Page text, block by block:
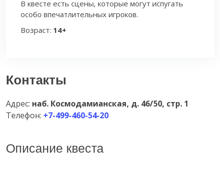
В квесте есть сцены, которые могут испугать
особо впечатлительных игроков.
Возраст: 14+
Контакты
Адрес: наб. Космодамианская, д. 46/50, стр. 1
Телефон: +7-499-460-54-20
Описание квеста